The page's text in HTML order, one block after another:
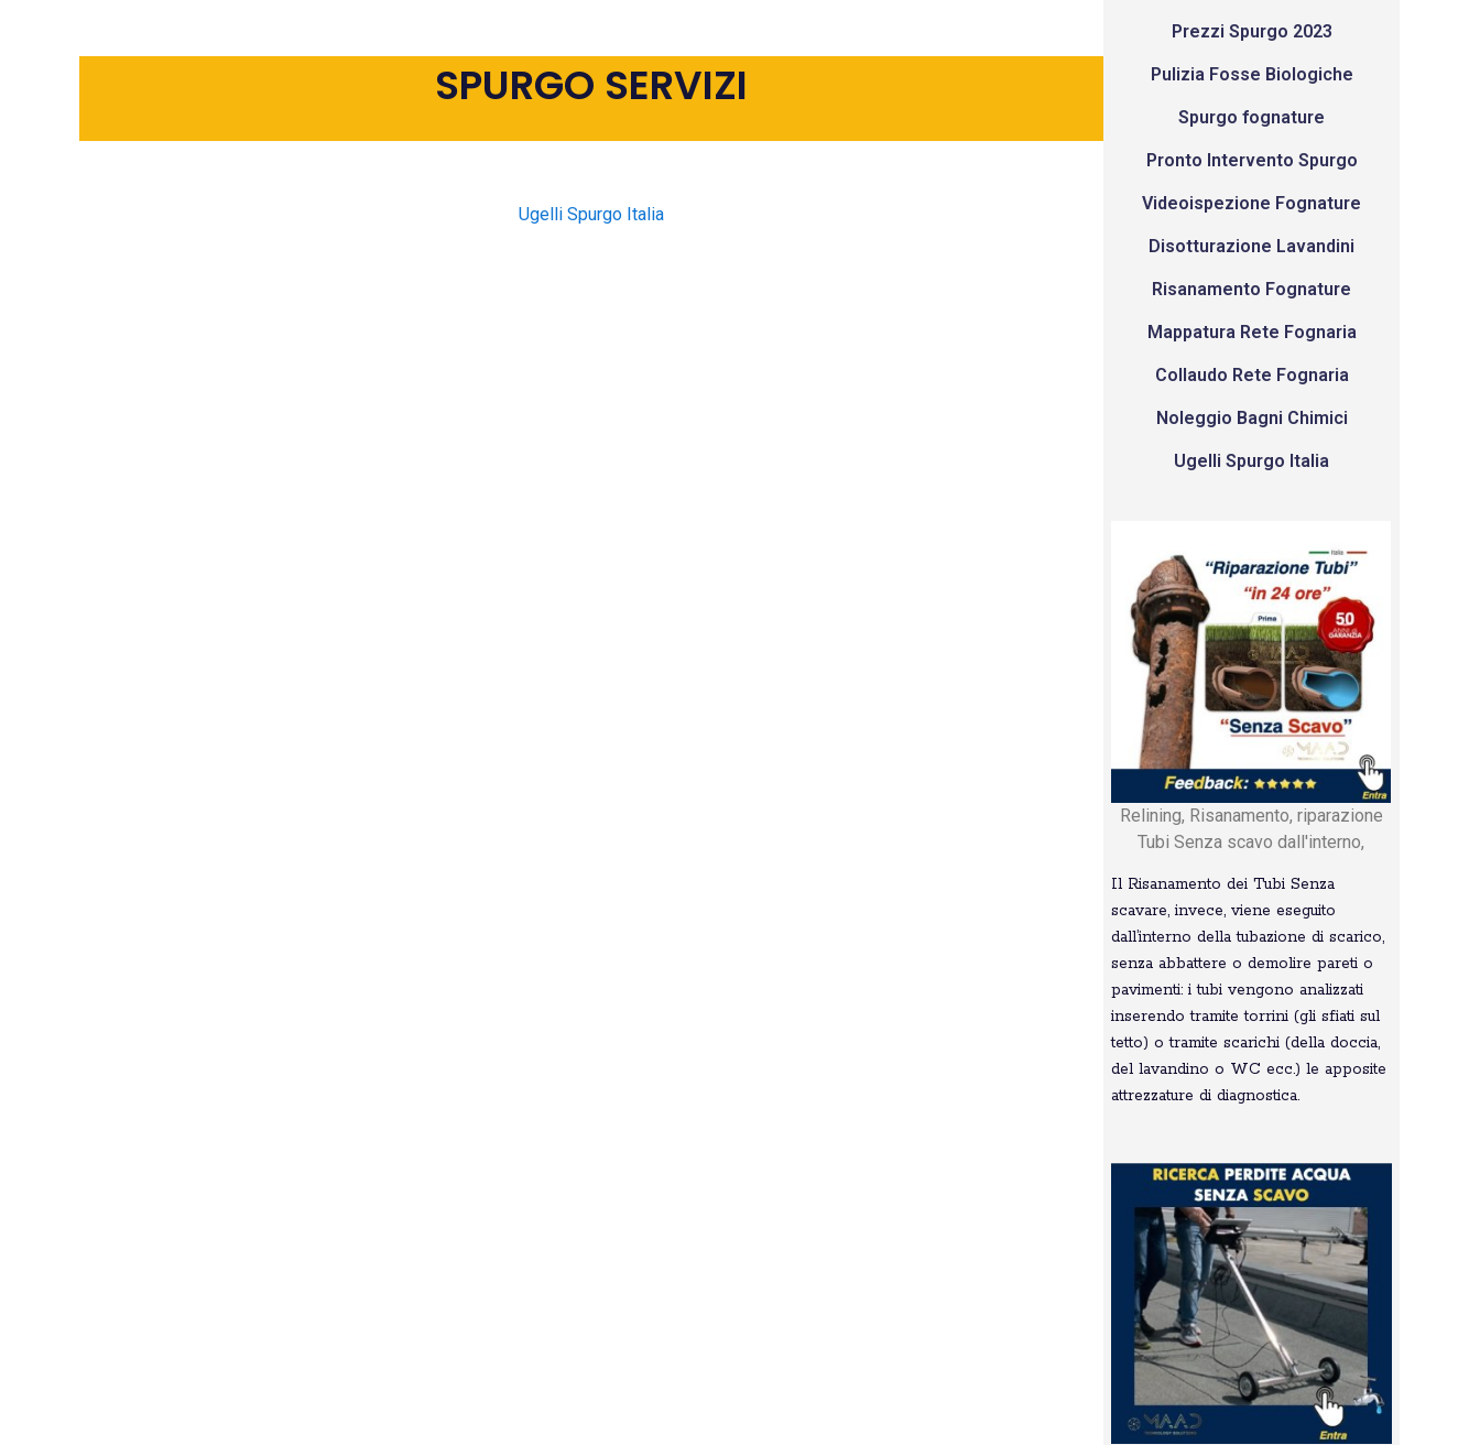
SPURGO SERVIZI
Ugelli Spurgo Italia
Prezzi Spurgo 2023
Pulizia Fosse Biologiche
Spurgo fognature
Pronto Intervento Spurgo
Videoispezione Fognature
Disotturazione Lavandini
Risanamento Fognature
Mappatura Rete Fognaria
Collaudo Rete Fognaria
Noleggio Bagni Chimici
Ugelli Spurgo Italia
Relining, Risanamento, riparazione
Tubi Senza scavo dall'interno,
Il Risanamento dei Tubi Senza
scavare, invece, viene eseguito
dall’interno della tubazione di scarico,
senza abbattere o demolire pareti o
pavimenti: i tubi vengono analizzati
inserendo tramite torrini (gli sfiati sul
tetto) o tramite scarichi (della doccia,
del lavandino o WC ecc.) le apposite
attrezzature di diagnostica.